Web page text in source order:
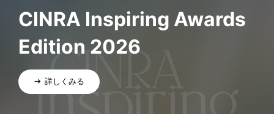
CINRA Inspiring Awards
Edition 2026
詳しくみる